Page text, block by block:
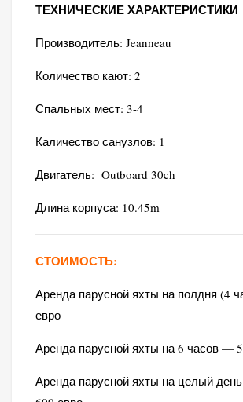
ТЕХНИЧЕСКИЕ ХАРАКТЕРИСТИКИ
Производитель: Jeanneau
Количество кают: 2
Спальных мест: 3-4
Каличество санузлов: 1
Двигатель: Outboard 30ch
Длина корпуса: 10.45m
СТОИМОСТЬ:
Аренда парусной яхты на полдня (4
евро
Аренда парусной яхты на 6 часов —
Аренда парусной яхты на целый